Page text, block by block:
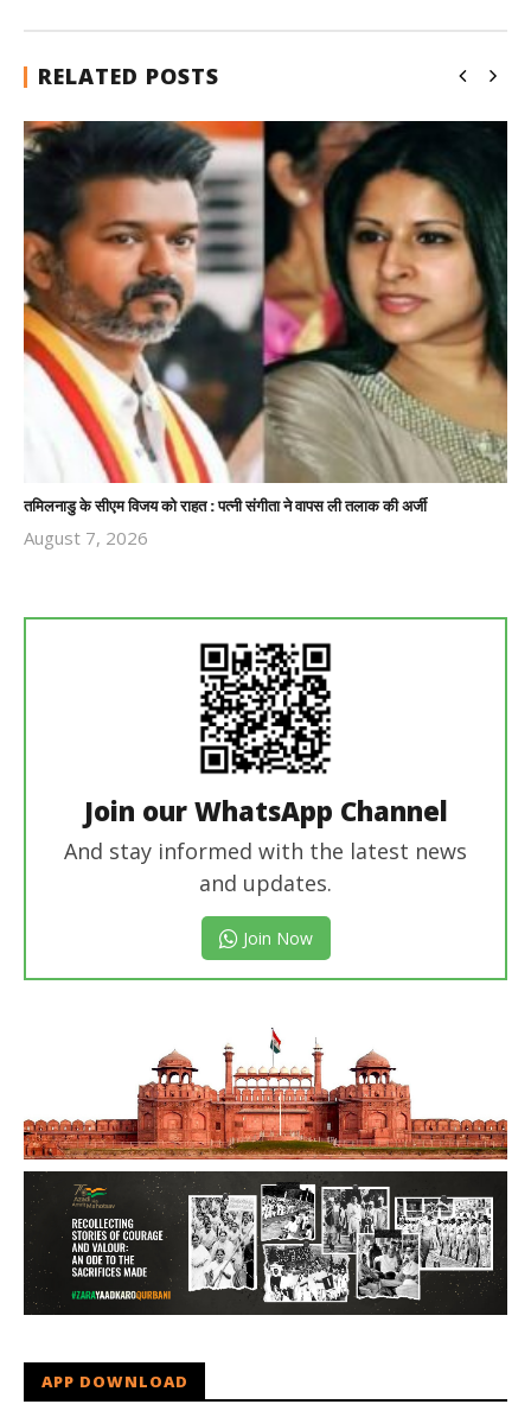
RELATED POSTS
तमिलनाडु के सीएम विजय को राहत : पत्नी संगीता ने वापस ली तलाक की अर्जी
August 7, 2026
Join our WhatsApp Channel
And stay informed with the latest news
and updates.
Join Now
APP DOWNLOAD